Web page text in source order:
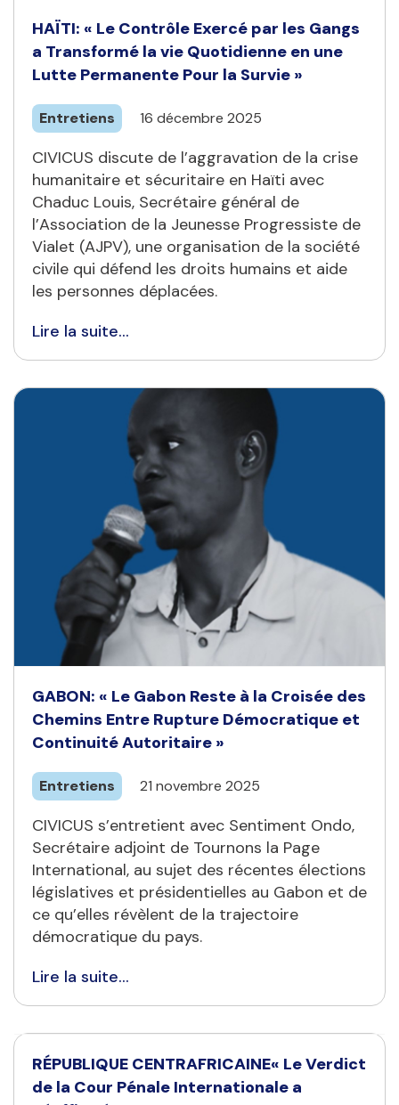
HAÏTI: « Le Contrôle Exercé par les Gangs
a Transformé la vie Quotidienne en une
Lutte Permanente Pour la Survie »
Entretiens 16 décembre 2025
CIVICUS discute de l’aggravation de la crise
humanitaire et sécuritaire en Haïti avec
Chaduc Louis, Secrétaire général de
l’Association de la Jeunesse Progressiste de
Vialet (AJPV), une organisation de la société
civile qui défend les droits humains et aide
les personnes déplacées.
Lire la suite...
GABON: « Le Gabon Reste à la Croisée des
Chemins Entre Rupture Démocratique et
Continuité Autoritaire »
Entretiens 21 novembre 2025
CIVICUS s’entretient avec Sentiment Ondo,
Secrétaire adjoint de Tournons la Page
International, au sujet des récentes élections
législatives et présidentielles au Gabon et de
ce qu’elles révèlent de la trajectoire
démocratique du pays.
Lire la suite...
RÉPUBLIQUE CENTRAFRICAINE« Le Verdict
de la Cour Pénale Internationale a